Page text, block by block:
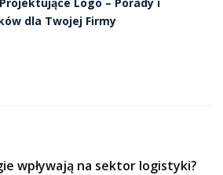
dla Twojej Firmy
wpływają na sektor logistyki?